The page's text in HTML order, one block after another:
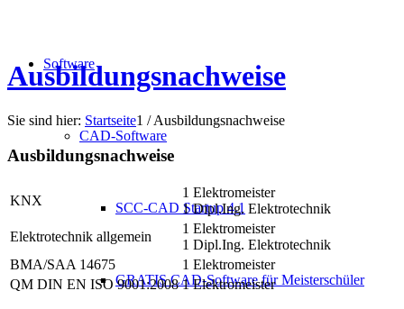
Software
CAD-Software
SCC-CAD Startup 4.1
GRATIS CAD-Software für Meisterschüler
Ausbildungsnachweise
Sie sind hier: Startseite1 / Ausbildungsnachweise
Ausbildungsnachweise
KNX
1 Elektromeister
1 Dipl.Ing. Elektrotechnik
Elektrotechnik allgemein
1 Elektromeister
1 Dipl.Ing. Elektrotechnik
BMA/SAA 14675
1 Elektromeister
QM DIN EN ISO 9001:2008 1 Elektromeister